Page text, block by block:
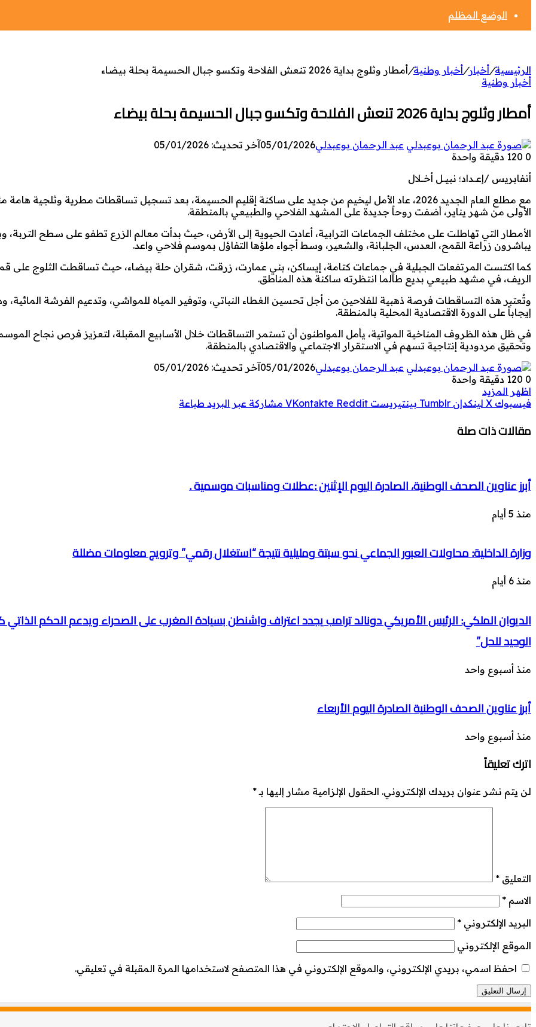
الوضع المظلم
الرئيسية/أخبار/أخبار وطنية/أمطار وثلوج بداية 2026 تنعش الفلاحة وتكسو جبال الحسيمة بحلة بيضاء
أخبار وطنية
أمطار وثلوج بداية 2026 تنعش الفلاحة وتكسو جبال الحسيمة بحلة بيضاء
عبد الرحمان بوعبدلي05/01/2026آخر تحديث: 05/01/2026
0
دقيقة واحدة
أنفابريس /إعــداد؛ نبيــل أخــلال
مع مطلع العام الجديد 2026، عاد الأمل ليخيم من جديد على ساكنة إقليم الحسيمة، بعد تسجيل تساقطات مطرية وثلجية هامة
الأولى من شهر يناير، أضفت روحاً جديدة على المشهد الفلاحي والطبيعي بالمنطقة.
الأمطار التي تهاطلت على مختلف الجماعات الترابية، أعادت الحيوية إلى الأرض، حيث بدأت معالم الزرع تطفو على سطح التربة،
يباشرون زراعة القمح، العدس، الجلبانة، والشعير، وسط أجواء ملؤها التفاؤل بموسم فلاحي واعد.
كما اكتست المرتفعات الجبلية في جماعات كتامة، إيساكن، بني عمارت، زرقت، شقران حلة بيضاء، حيث تساقطت الثلوج على
الريف، في مشهد طبيعي بديع طالما انتظرته ساكنة هذه المناطق.
وتُعتبر هذه التساقطات فرصة ذهبية للفلاحين من أجل تحسين الغطاء النباتي، وتوفير المياه للمواشي، وتدعيم الفرشة
إيجاباً على الدورة الاقتصادية المحلية بالمنطقة.
في ظل هذه الظروف المناخية المواتية، يأمل المواطنون أن تستمر التساقطات خلال الأسابيع المقبلة، لتعزيز فرص نجاح
وتحقيق مردودية إنتاجية تسهم في الاستقرار الاجتماعي والاقتصادي بالمنطقة.
عبد الرحمان بوعبدلي05/01/2026آخر تحديث: 05/01/2026
0
دقيقة واحدة
اظهر المزيد
فيسبوك ‫X لينكدإن بينتيريست مشاركة عبر البريد طباعة
مقالات ذات صلة
أبرز عناوين الصحف الوطنية، الصادرة اليوم الإثنين :عطلات ومناسبات موسمية .
منذ 5 أيام
وزارة الداخلية: محاولات العبور الجماعي نحو سبتة ومليلية نتيجة “استغلال رقمي” وترويج معلومات مضللة
منذ 6 أيام
الديوان الملكي: الرئيس الأمريكي دونالد ترامب يجدد اعتراف واشنطن بسيادة المغرب على الصحراء ويدعم الحكم
الوحيد للحل”
منذ أسبوع واحد
أبرز عناوين الصحف الوطنية الصادرة اليوم الأربعاء
منذ أسبوع واحد
اترك تعليقاً
لن يتم نشر عنوان بريدك الإلكتروني. الحقول الإلزامية مشار إليها بـ*
التعليق *
الاسم *
البريد الإلكتروني *
الموقع الإلكتروني
احفظ اسمي، بريدي الإلكتروني، والموقع الإلكتروني في هذا المتصفح لاستخدامها المرة المقبلة في تعليقي.